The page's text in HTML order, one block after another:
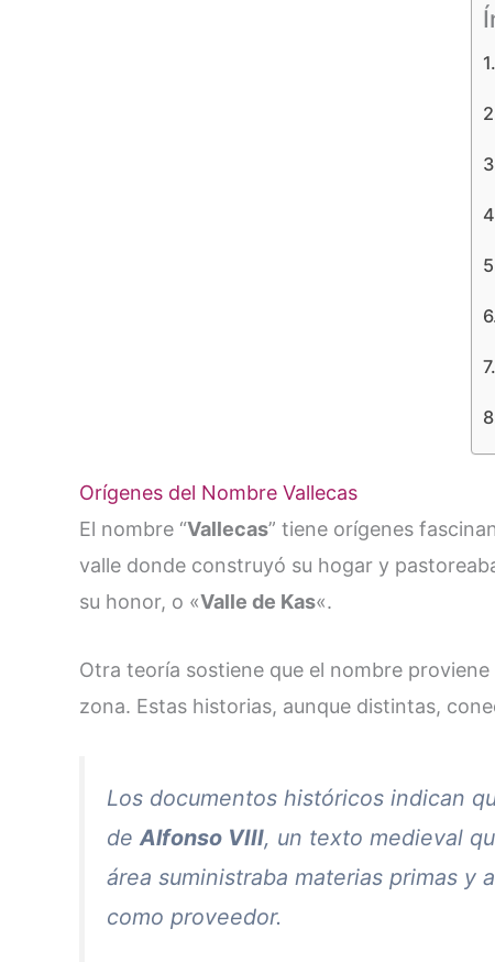
Orígenes del Nombre Vallecas
El nombre “Vallecas” tiene orígenes
valle donde construyó su hogar y
su honor, o «Valle de Kas«​.
Otra teoría sostiene que el nombre proviene
zona. Estas historias, aunque distintas,
Los documentos históricos indican
deAlfonso VIII, un texto medieval
área suministraba materias primas y
como proveedor.